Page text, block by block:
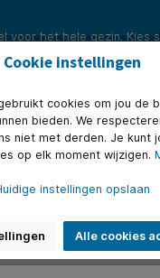
voor het hele gezin. Kies
Cookie instellingen
cookies om jou de
bieden. We
niet met derden. Je kunt
op elk moment wijzigen.
instellingen opslaan
Alle cookies